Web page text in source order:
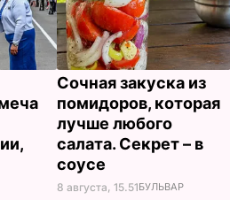
Сочная закуска из
помидоров, которая
лучше любого
салата. Секрет – в
соусе
8 августа, 15.51БУЛЬВАР